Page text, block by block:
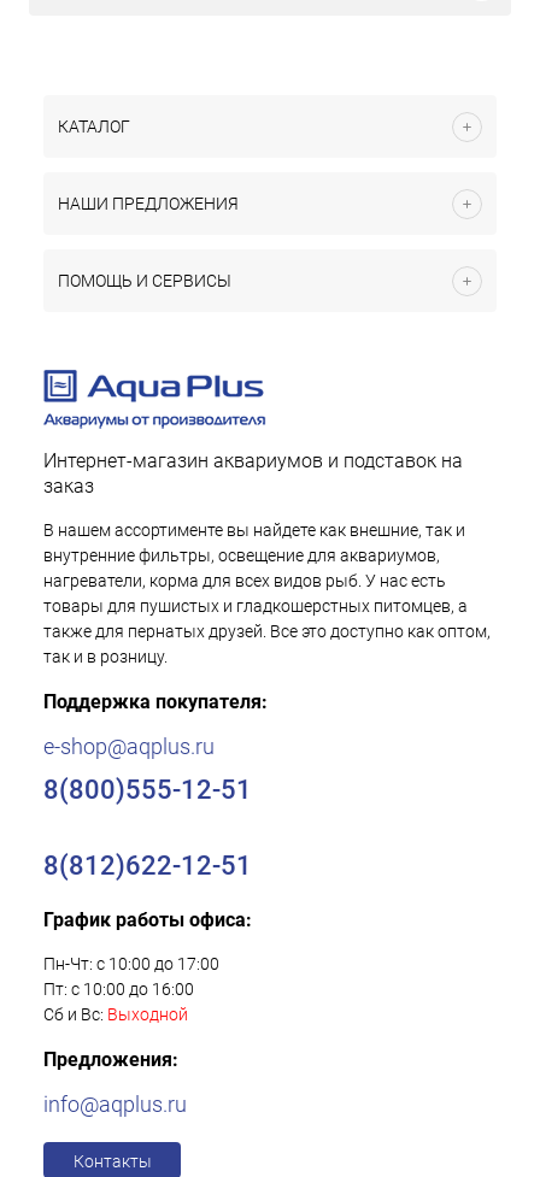
КАТАЛОГ
НАШИ ПРЕДЛОЖЕНИЯ
ПОМОЩЬ И СЕРВИСЫ
Интернет-магазин аквариумов и подставок на
заказ
В нашем ассортименте вы найдете как внешние, так и
внутренние фильтры, освещение для аквариумов,
нагреватели, корма для всех видов рыб. У нас есть
товары для пушистых и гладкошерстных питомцев, а
также для пернатых друзей. Все это доступно как оптом,
так и в розницу.
Поддержка покупателя:
e-shop@aqplus.ru
8(800)555-12-51
8(812)622-12-51
График работы офиса:
Пн-Чт: с 10:00 до 17:00
Пт: с 10:00 до 16:00
Сб и Вс: Выходной
Предложения:
info@aqplus.ru
Контакты